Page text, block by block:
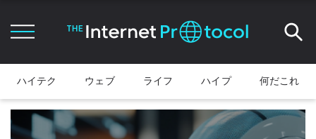
ハイテク ウェブ ライフ ハイプ 何だこれ